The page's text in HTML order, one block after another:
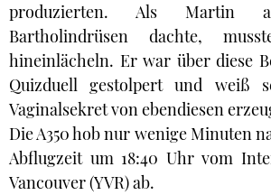
produzierten. Als Martin
Bartholindrüsen dachte,
hineinlächeln. Er war über diese
Quizduell gestolpert und weiß
Vaginalsekret von ebendiesen
Die A350 hob nur wenige Minuten
Abflugzeit um 18:40 Uhr vom
Vancouver (YVR) ab.